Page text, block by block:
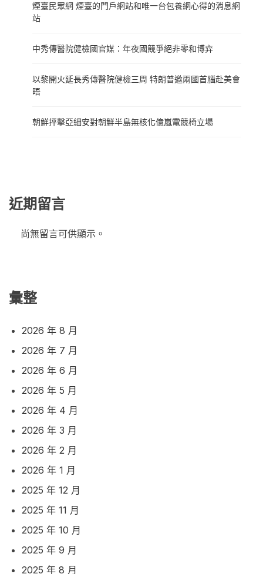
煙臺民眾網 煙臺的門戶網站和唯一台包養網心得的消息網
站
中秀傳醫院健檢國官媒：年夜國競爭絕非零和博弈
以黎開火延長秀傳醫院健檢三周 特朗普邀兩國首腦赴美會
晤
朝鮮抨擊亞細安對朝鮮半島無核化億嵐電競椅立場
近期留言
尚無留言可供顯示。
彙整
2026 年 8 月
2026 年 7 月
2026 年 6 月
2026 年 5 月
2026 年 4 月
2026 年 3 月
2026 年 2 月
2026 年 1 月
2025 年 12 月
2025 年 11 月
2025 年 10 月
2025 年 9 月
2025 年 8 月